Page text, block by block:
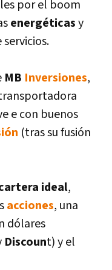
por el boom
energéticasy
MB Inversiones,
e con buenos
(tras su fusión
ideal,
acciones, una
dólares
Discount) y el